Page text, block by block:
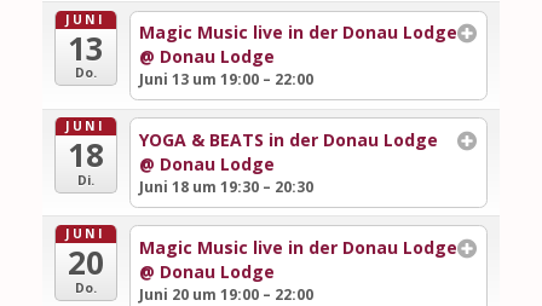
JUNI
13
Do.
Magic Music live in der Donau Lodge
@ Donau Lodge
Juni 13 um 19:00 – 22:00
JUNI
18
Di.
YOGA & BEATS in der Donau Lodge
@ Donau Lodge
Juni 18 um 19:30 – 20:30
JUNI
20
Do.
Magic Music live in der Donau Lodge
@ Donau Lodge
Juni 20 um 19:00 – 22:00